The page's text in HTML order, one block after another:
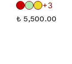
+3
₺ 5,500.00